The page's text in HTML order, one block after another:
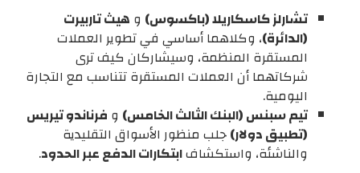
تشارلز كاسكاريلا (باكسوس) و هيث تاربيرت
(الدائرة)، وكلاهما أساسي في تطوير العملات
المستقرة المنظمة، وسيشاركان كيف ترى
شركاتهما أن العملات المستقرة تتناسب مع التجارة
اليومية.
تيم سبنس (البنك الثالث الخامس) و فرناندو تيريس
(تطبيق دولار)جلب منظور الأسواق التقليدية
والناشئة، واستكشافابتكارات الدفع عبر الحدود.